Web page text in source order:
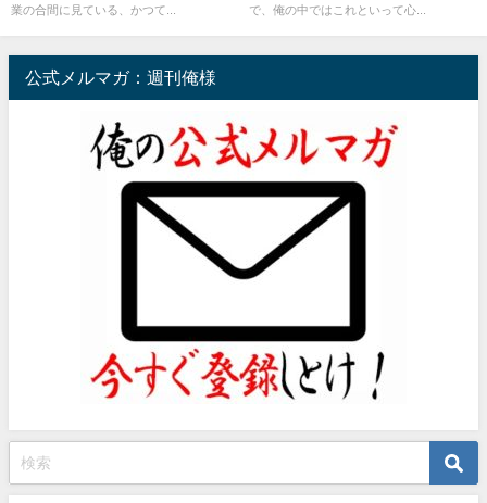
業の合間に見ている、かつて...
で、俺の中ではこれといって心...
公式メルマガ：週刊俺様